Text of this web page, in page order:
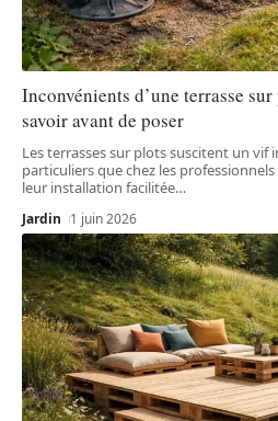
Inconvénients d’une terrasse
savoir avant de poser
Les terrasses sur plots suscitent un vif
particuliers que chez les
leur installation facilitée…
Jardin 1 juin 2026